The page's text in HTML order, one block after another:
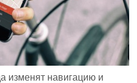
изменят навигацию и